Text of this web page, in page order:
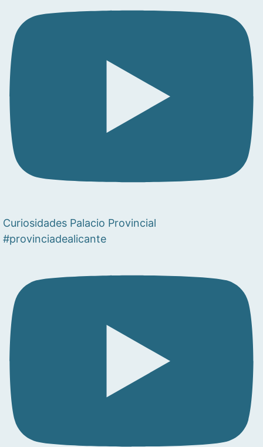
Curiosidades Palacio Provincial
#provinciadealicante